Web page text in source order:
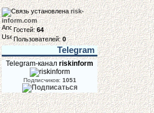
risk-
inform.com
Гостей:64
Пользователей:0
Telegram
Telegram-канал riskinform
Подписчиков: 1051